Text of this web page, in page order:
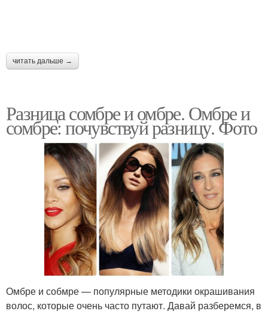
читать дальше →
Разница сомбре и омбре. Омбре и
сомбре: почувствуй разницу. Фото
Омбре и собмре — популярные методики окрашивания
волос, которые очень часто путают. Давай разберемся, в